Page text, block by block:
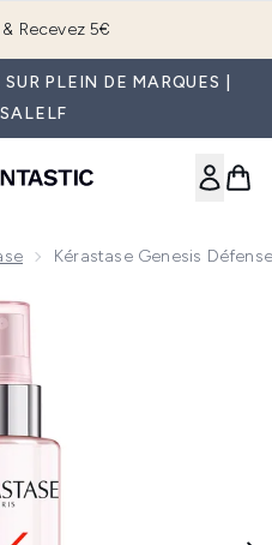
Recevez 5€
PLEIN DE MARQUES |
Kérastase Genesis
Genesis Défense